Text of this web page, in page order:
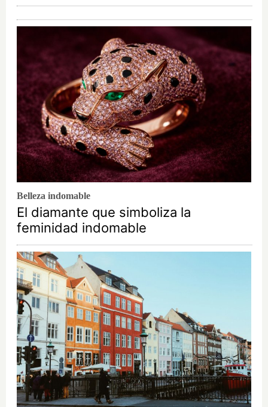
Belleza indomable
El diamante que simboliza la
feminidad indomable